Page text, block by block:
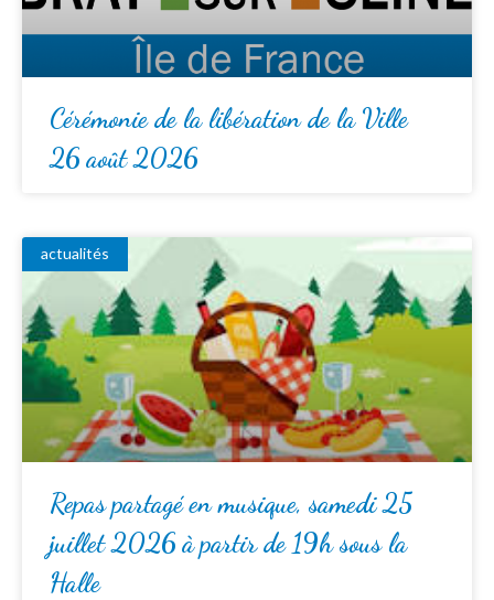
Cérémonie de la libération de la Ville
26 août 2026
actualités
Repas partagé en musique, samedi 25
juillet 2026 à partir de 19h sous la
Halle